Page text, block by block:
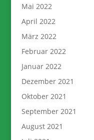
Mai 2022
April 2022
März 2022
Februar 2022
Januar 2022
Dezember 2021
Oktober 2021
September 2021
August 2021